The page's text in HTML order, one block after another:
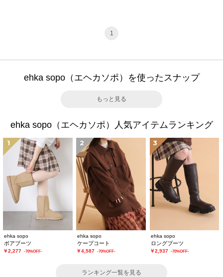
1
ehka sopo（エヘカソポ）を使ったスナップ
もっと見る
ehka sopo（エヘカソポ）人気アイテムランキング
1
ehka sopo
ボアブーツ
￥2,277 -70%OFF-
2
ehka sopo
ケープコート
￥4,587 -70%OFF-
3
ehka sopo
ロングブーツ
￥2,937 -70%OFF-
ランキング一覧を見る